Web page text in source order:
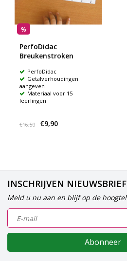
%
PerfoDidac
Breukenstroken
PerfoDidac
Getalverhoudingen
aangeven
Materiaal voor 15
leerlingen
€16,50 €9,90
INSCHRIJVEN NIEUWSBRIEF
Meld u nu aan en blijf op de hoogte!
Abonneer